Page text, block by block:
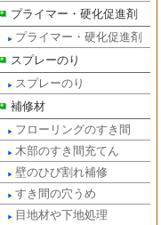
プライマー・硬化促進剤
プライマー・硬化促進剤
スプレーのり
スプレーのり
補修材
フローリングのすき間
木部のすき間充てん
壁のひび割れ補修
すき間の穴うめ
目地材や下地処理